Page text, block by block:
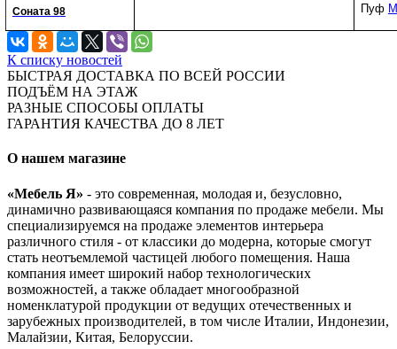
Пуф
Соната 98
К списку новостей
БЫСТРАЯ ДОСТАВКА ПО ВСЕЙ РОССИИ
ПОДЪЁМ НА ЭТАЖ
РАЗНЫЕ СПОСОБЫ ОПЛАТЫ
ГАРАНТИЯ КАЧЕСТВА ДО 8 ЛЕТ
О нашем магазине
«Мебель Я» - это современная, молодая и, безусловно,
динамично развивающаяся компания по продаже мебели. Мы
специализируемся на продаже элементов интерьера
различного стиля - от классики до модерна, которые смогут
стать неотъемлемой частицей любого помещения. Наша
компания имеет широкий набор технологических
возможностей, а также обладает многообразной
номенклатурой продукции от ведущих отечественных и
зарубежных производителей, в том числе Италии, Индонезии,
Малайзии, Китая, Белоруссии.